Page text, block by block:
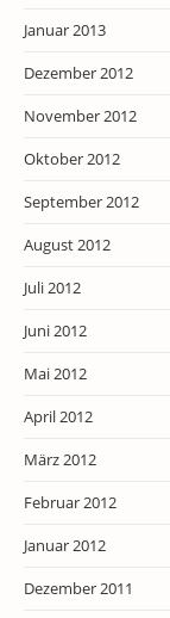
Januar 2013
Dezember 2012
November 2012
Oktober 2012
September 2012
August 2012
Juli 2012
Juni 2012
Mai 2012
April 2012
März 2012
Februar 2012
Januar 2012
Dezember 2011